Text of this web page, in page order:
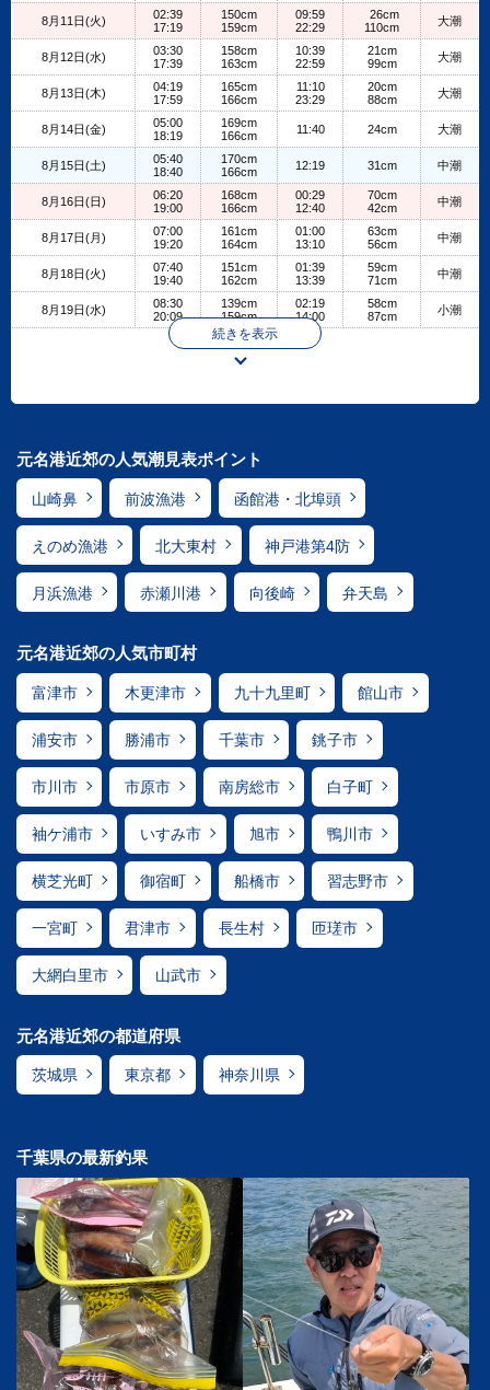
8月11日(火)
02:39
17:19
150cm
159cm
09:59
22:29
26cm
110cm
大潮
8月12日(水)
03:30
17:39
158cm
163cm
10:39
22:59
21cm
99cm
大潮
8月13日(木)
04:19
17:59
165cm
166cm
11:10
23:29
20cm
88cm
大潮
8月14日(金)
05:00
18:19
169cm
166cm
11:40 24cm 大潮
8月15日(土)
05:40
18:40
170cm
166cm
12:19 31cm 中潮
8月16日(日)
06:20
19:00
168cm
166cm
00:29
12:40
70cm
42cm
中潮
8月17日(月)
07:00
19:20
161cm
164cm
01:00
13:10
63cm
56cm
中潮
8月18日(火)
07:40
19:40
151cm
162cm
01:39
13:39
59cm
71cm
中潮
8月19日(水)
08:30
20:09
139cm
159cm
02:19
14:00
58cm
87cm
小潮
続きを表示
元名港近郊の人気潮見表ポイント
山崎鼻 前波漁港 函館港・北埠頭
えのめ漁港 北大東村 神戸港第4防
月浜漁港 赤瀬川港 向後崎 弁天島
元名港近郊の人気市町村
富津市 木更津市 九十九里町 館山市
浦安市 勝浦市 千葉市 銚子市
市川市 市原市 南房総市 白子町
袖ケ浦市 いすみ市 旭市 鴨川市
横芝光町 御宿町 船橋市 習志野市
一宮町 君津市 長生村 匝瑳市
大網白里市 山武市
元名港近郊の都道府県
茨城県 東京都 神奈川県
千葉県の最新釣果